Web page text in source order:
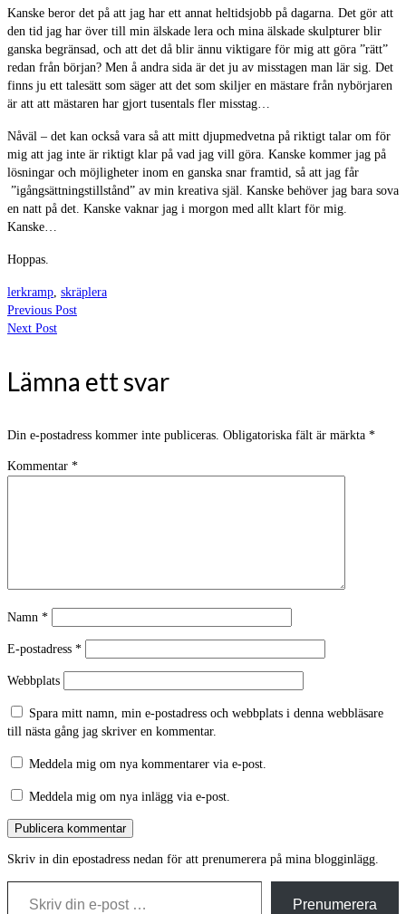
Kanske beror det på att jag har ett annat heltidsjobb på dagarna. Det gör att
den tid jag har över till min älskade lera och mina älskade skulpturer blir
ganska begränsad, och att det då blir ännu viktigare för mig att göra ”rätt”
redan från början? Men å andra sida är det ju av misstagen man lär sig. Det
finns ju ett talesätt som säger att det som skiljer en mästare från nybörjaren
är att att mästaren har gjort tusentals fler misstag…
Nåväl – det kan också vara så att mitt djupmedvetna på riktigt talar om för
mig att jag inte är riktigt klar på vad jag vill göra. Kanske kommer jag på
lösningar och möjligheter inom en ganska snar framtid, så att jag får
”igångsättningstillstånd” av min kreativa själ. Kanske behöver jag bara sova
en natt på det. Kanske vaknar jag i morgon med allt klart för mig.
Kanske…
Hoppas.
lerkramp, skräplera
Previous Post
Next Post
Lämna ett svar
Din e-postadress kommer inte publiceras. Obligatoriska fält är märkta *
Kommentar *
Namn *
E-postadress *
Webbplats
Spara mitt namn, min e-postadress och webbplats i denna webbläsare
till nästa gång jag skriver en kommentar.
Meddela mig om nya kommentarer via e-post.
Meddela mig om nya inlägg via e-post.
Skriv in din epostadress nedan för att prenumerera på mina blogginlägg.
Skriv din e-post …
Prenumerera